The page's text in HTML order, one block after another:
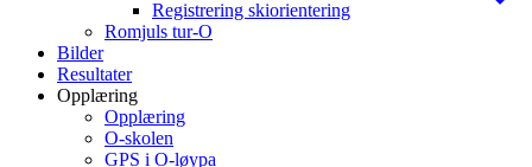
Registrering skiorientering
Romjuls tur-O
Bilder
Resultater
Opplæring
Opplæring
O-skolen
GPS i O-løypa